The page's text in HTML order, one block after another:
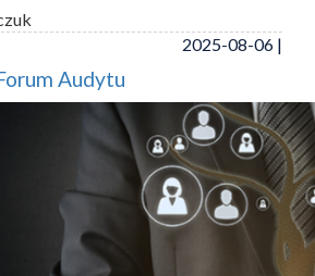
2025-08-06 |
Audytu